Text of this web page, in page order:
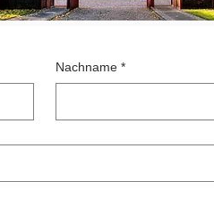
Nachname *